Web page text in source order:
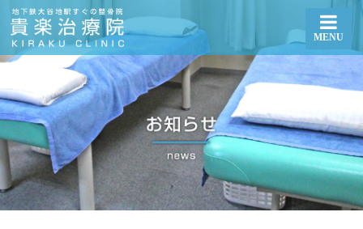
１２月20日（木）予約状況 | 札幌厚別区大谷地で整体・骨盤矯正なら貴楽治療院
MENU